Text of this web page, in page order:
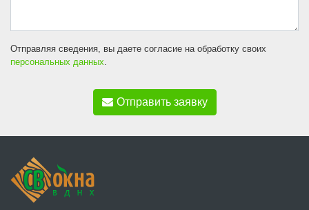
Отправляя сведения, вы даете согласие на обработку своих
персональных данных
Отправить заявку